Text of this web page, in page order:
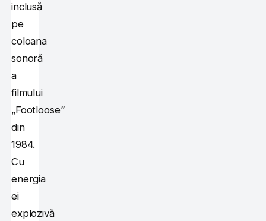
inclusă
pe
coloana
sonoră
a
filmului
„Footloose”
din
1984.
Cu
energia
ei
explozivă